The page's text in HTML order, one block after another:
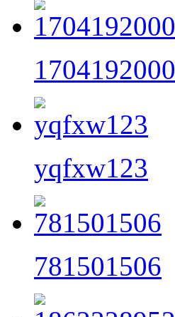
1704192000
yqfxw123
781501506